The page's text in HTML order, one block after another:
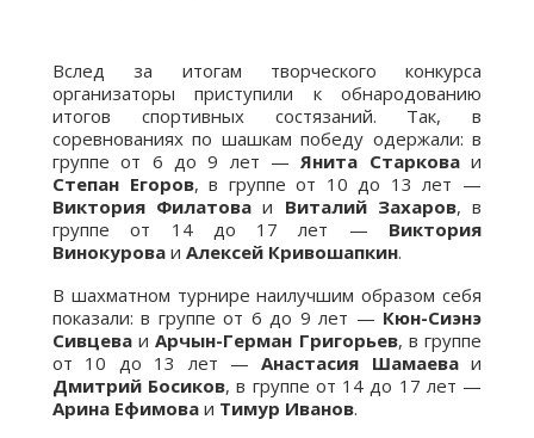
Вслед за итогам творческого конкурса
организаторы приступили к обнародованию
итогов спортивных состязаний. Так, в
соревнованиях по шашкам победу одержали: в
группе от 6 до 9 лет —Янита Старковаи
Степан Егоров, в группе от 10 до 13 лет —
Виктория Филатова и Виталий Захаров, в
группе от 14 до 17 лет — Виктория
Винокурова и Алексей Кривошапкин.
В шахматном турнире наилучшим образом себя
показали: в группе от 6 до 9 лет — Кюн-Сиэнэ
Сивцева иАрчын-Герман Григорьев, в группе
от 10 до 13 лет —Анастасия Шамаеваи
Дмитрий Босиков, в группе от 14 до 17 лет —
Арина Ефимова и Тимур Иванов.